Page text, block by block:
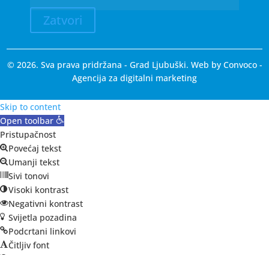
Zatvori
© 2026. Sva prava pridržana - Grad Ljubuški. Web by Convoco-
Agencija za digitalni marketing
Skip to content
Open toolbar
Pristupačnost
Povećaj tekst
Umanji tekst
Sivi tonovi
Visoki kontrast
Negativni kontrast
Svijetla pozadina
Podcrtani linkovi
Čitljiv font